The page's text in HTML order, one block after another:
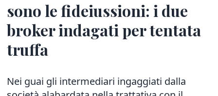
sono le fideiussioni: i due
broker indagati per tentata
truffa
Nei guai gli intermediari ingaggiati dalla